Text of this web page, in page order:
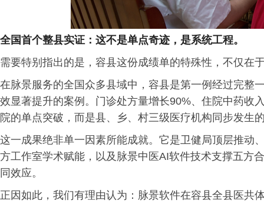
全国首个整县实证：这不是单点奇迹，是系统工程。
需要特别指出的是，容县这份成绩单的特殊性，不仅在
在脉景服务的全国众多县域中，容县是第一例经过完整
效显著提升的案例。门诊处方量增长90%、住院中药
院的单点突破，而是县、乡、村三级医疗机构同步发生
这一成果绝非单一因素所能成就。它是卫健局顶层推动
方工作室学术赋能，以及脉景中医AI软件技术支撑五方
同效应。
正因如此，我们有理由认为：脉景软件在容县全县医共